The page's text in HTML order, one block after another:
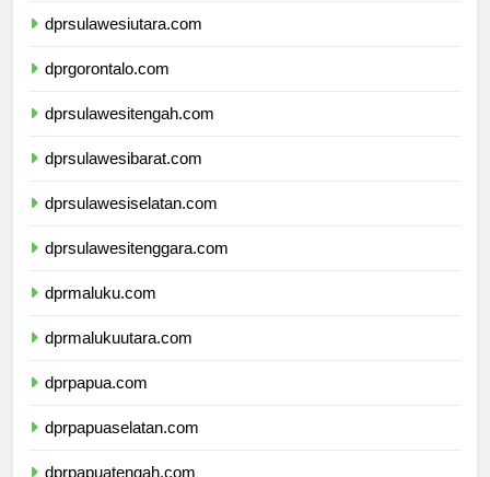
dprsulawesiutara.com
dprgorontalo.com
dprsulawesitengah.com
dprsulawesibarat.com
dprsulawesiselatan.com
dprsulawesitenggara.com
dprmaluku.com
dprmalukuutara.com
dprpapua.com
dprpapuaselatan.com
dprpapuatengah.com